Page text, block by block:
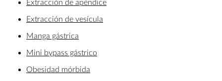
Extracción de vesícula
Manga gástrica
Mini bypass gástrico
Obesidad mórbida